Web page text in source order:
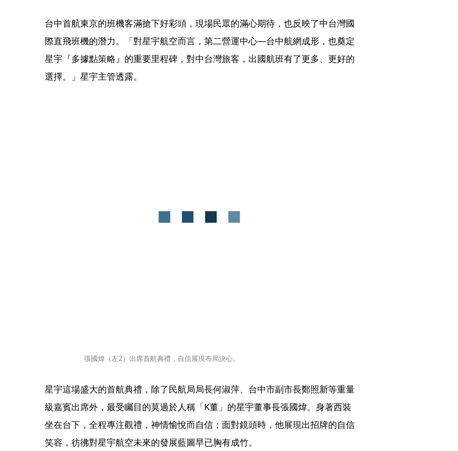
台中首航東京的班機客滿搶下好彩頭，現場民眾的滿心期待，也反映了中台灣國
際直飛班機的潛力。「對星宇航空而言，第二營運中心—台中航網成形，也奠定
星宇『多據點策略』的重要里程碑，對中台灣旅客，出國航班有了更多、更好的
選擇。」星宇主管透露。
張國煒（左2）出席首航典禮，自信展現布局決心。
星宇這場盛大的首航典禮，除了民航局局長何淑萍、台中市副市長鄭照新等重量
級嘉賓出席外，最受矚目的莫過於人稱「K董」的星宇董事長張國煒。身著西裝
坐在台下，全程專注觀禮，神情愉悅而自信；面對鏡頭時，他展現出招牌的自信
笑容，彷彿對星宇航空未來的發展藍圖早已胸有成竹。